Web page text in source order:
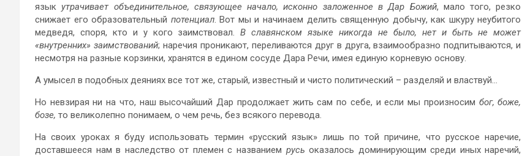
язык утрачивает объединительное, связующее начало, исконно заложенное в Дар Божий, мало того, резко
снижает его образовательный потенциал. Вот мы и начинаем делить священную добычу, как шкуру неубитого
медведя, споря, кто и у кого заимствовал.В славянском языке никогда не было, нет и быть не может
«внутренних» заимствований; наречия проникают, переливаются друг в друга, взаимообразно подпитываются, и
несмотря на разные корзинки, хранятся в едином сосуде Дара Речи, имея единую корневую основу.
А умысел в подобных деяниях все тот же, старый, известный и чисто политический – разделяй и властвуй…
Но невзирая ни на что, наш высочайший Дар продолжает жить сам по себе, и если мы произносим бог, боже,
бозе, то великолепно понимаем, о чем речь, без всякого перевода.
На своих уроках я буду использовать термин «русский язык» лишь по той причине, что русское наречие,
доставшееся нам в наследство от племен с названием русь оказалось доминирующим среди иных наречий,